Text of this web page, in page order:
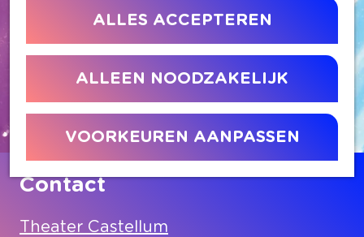
ALLES ACCEPTEREN
ALLEEN NOODZAKELIJK
VOORKEUREN AANPASSEN
Contact
Theater Castellum